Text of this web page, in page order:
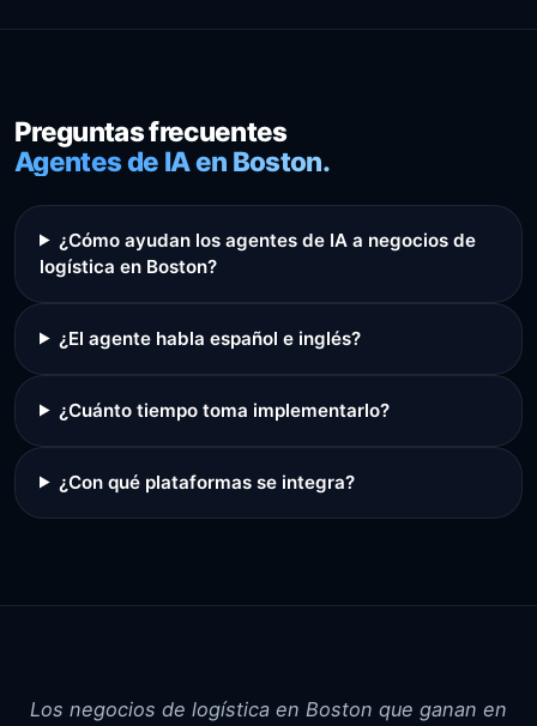
Preguntas frecuentes
Agentes de IA en Boston.
¿Cómo ayudan los agentes de IA a negocios de
logística en Boston?
¿El agente habla español e inglés?
¿Cuánto tiempo toma implementarlo?
¿Con qué plataformas se integra?
Los negocios de logística en Boston que ganan en